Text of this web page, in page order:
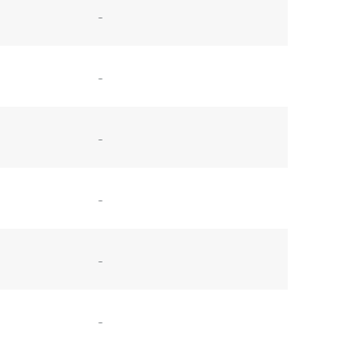
-
-
-
-
-
-